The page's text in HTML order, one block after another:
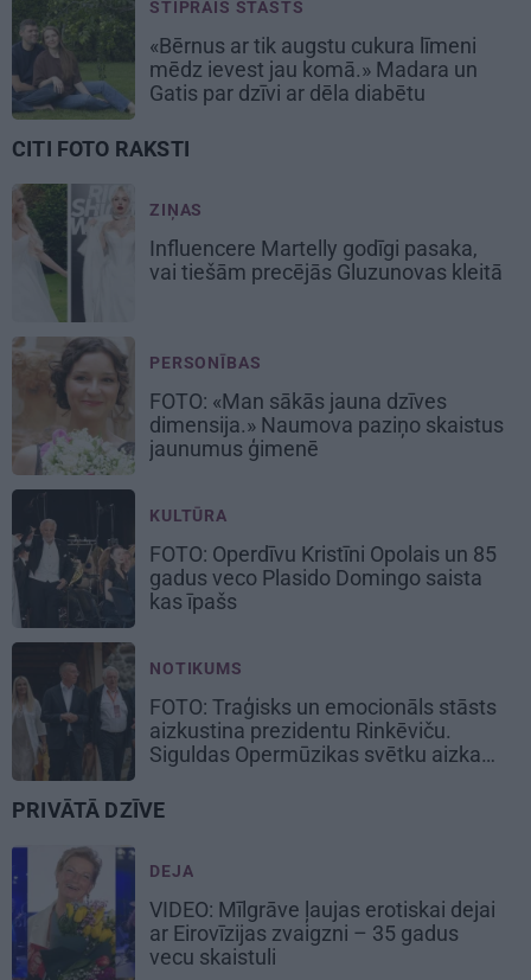
STIPRAIS STĀSTS
«Bērnus ar tik augstu cukura līmeni
mēdz ievest jau komā.» Madara un
Gatis par dzīvi ar dēla diabētu
CITI FOTO RAKSTI
ZIŅAS
Influencere Martelly godīgi pasaka,
vai tiešām precējās Gluzunovas kleitā
PERSONĪBAS
FOTO: «Man sākās jauna dzīves
dimensija.» Naumova paziņo skaistus
jaunumus ģimenē
KULTŪRA
FOTO: Operdīvu Kristīni Opolais un 85
gadus veco Plasido Domingo saista
kas īpašs
NOTIKUMS
FOTO: Traģisks un emocionāls stāsts
aizkustina prezidentu Rinkēviču.
Siguldas Opermūzikas svētku aizkadri
PRIVĀTĀ DZĪVE
DEJA
VIDEO: Mīlgrāve ļaujas erotiskai dejai
ar Eirovīzijas zvaigzni – 35 gadus
vecu skaistuli